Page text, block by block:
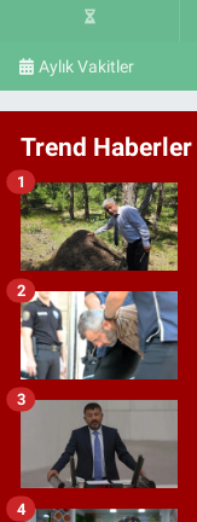
Aylık Vakitler
Trend Haberler
1
2
3
4